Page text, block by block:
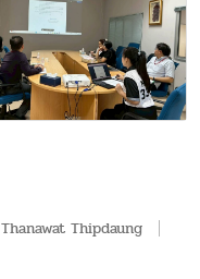
Thanawat Thipdaung